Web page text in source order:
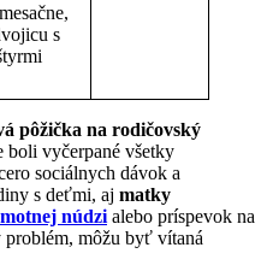
mesačne,
s
pôžička na rodičovský
boli vyčerpané všetky
sociálnych dávok a
s deťmi, aj matky
núdzi alebo príspevok na
môžu byť vítaná